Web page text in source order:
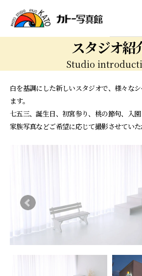
スタジオ紹
Studio
白を基調にした新しいスタジオで、様々な
ます。
七五三、誕生日、初宮参り、桃の節句、入園
家族写真などご希望に応じて撮影させていた